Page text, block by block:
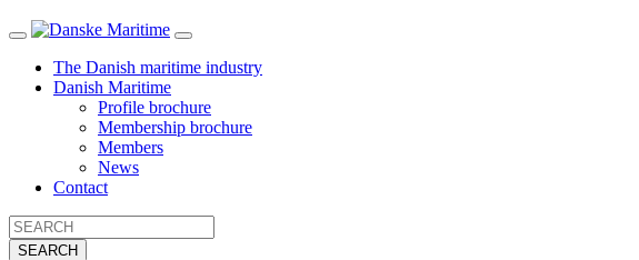
The Danish maritime industry
Danish Maritime
Profile brochure
Membership brochure
Members
News
Contact
SEARCH